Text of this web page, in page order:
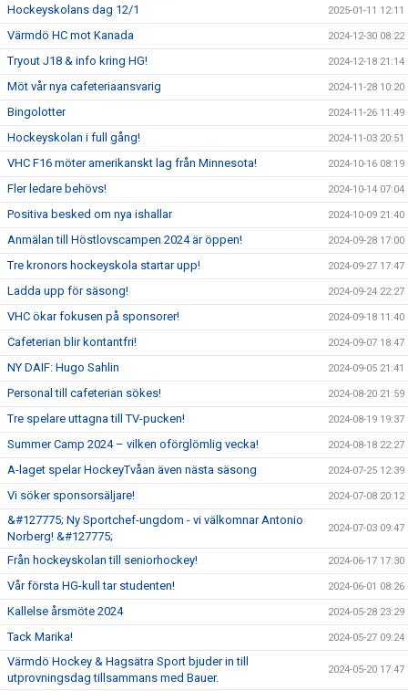
Hockeyskolans dag 12/1 2025-01-11 12:11
Värmdö HC mot Kanada 2024-12-30 08:22
Tryout J18 & info kring HG! 2024-12-18 21:14
Möt vår nya cafeteriaansvarig 2024-11-28 10:20
Bingolotter 2024-11-26 11:49
Hockeyskolan i full gång! 2024-11-03 20:51
VHC F16 möter amerikanskt lag från Minnesota! 2024-10-16 08:19
Fler ledare behövs! 2024-10-14 07:04
Positiva besked om nya ishallar 2024-10-09 21:40
Anmälan till Höstlovscampen 2024 är öppen! 2024-09-28 17:00
Tre kronors hockeyskola startar upp! 2024-09-27 17:47
Ladda upp för säsong! 2024-09-24 22:27
VHC ökar fokusen på sponsorer! 2024-09-18 11:40
Cafeterian blir kontantfri! 2024-09-07 18:47
NY DAIF: Hugo Sahlin 2024-09-05 21:41
Personal till cafeterian sökes! 2024-08-20 21:59
Tre spelare uttagna till TV-pucken! 2024-08-19 19:37
Summer Camp 2024 – vilken oförglömlig vecka! 2024-08-18 22:27
A-laget spelar HockeyTvåan även nästa säsong 2024-07-25 12:39
Vi söker sponsorsäljare! 2024-07-08 20:12
&#127775; Ny Sportchef-ungdom - vi välkomnar Antonio
Norberg! &#127775;
2024-07-03 09:47
Från hockeyskolan till seniorhockey! 2024-06-17 17:30
Vår första HG-kull tar studenten! 2024-06-01 08:26
Kallelse årsmöte 2024 2024-05-28 23:29
Tack Marika! 2024-05-27 09:24
Värmdö Hockey & Hagsätra Sport bjuder in till
utprovningsdag tillsammans med Bauer.
2024-05-20 17:47